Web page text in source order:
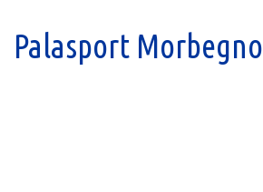
Palasport Morbegno